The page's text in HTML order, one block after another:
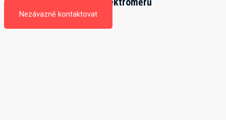
Nezávazně kontaktovat